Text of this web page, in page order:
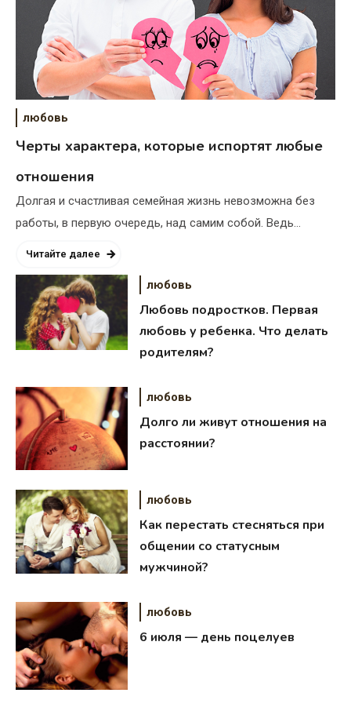
любовь
Черты характера, которые испортят любые
отношения
Долгая и счастливая семейная жизнь невозможна без
работы, в первую очередь, над самим собой. Ведь…
Читайте далее
любовь
Любовь подростков. Первая
любовь у ребенка. Что делать
родителям?
любовь
Долго ли живут отношения на
расстоянии?
любовь
Как перестать стесняться при
общении со статусным
мужчиной?
любовь
6 июля — день поцелуев